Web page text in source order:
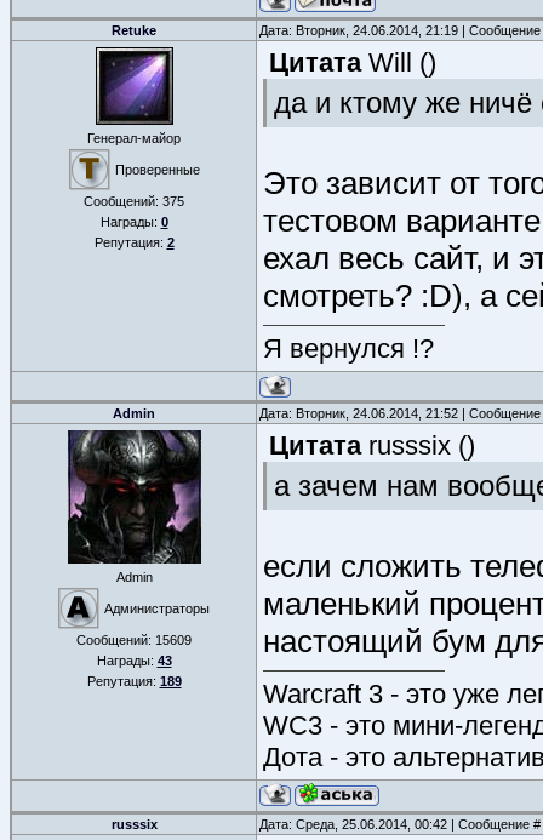
Retuke Дата: Вторник, 24.06.2014, 21:19 |
Генерал-майор
Проверенные
Сообщений: 375
Награды: 0
Репутация: 2
Цитата Will ()
да и ктому же ничё
Это зависит от
тестовом
ехал весь сайт, и
смотреть? :D), а
Я вернулся !?
Admin Дата: Вторник, 24.06.2014, 21:52 |
Admin
Администраторы
Сообщений: 15609
Награды: 43
Репутация: 189
Цитата russsix ()
а зачем нам
если сложить
маленький
настоящий бум
Warcraft 3 - это уже
WC3 - это мини-
Дота - это
russsix Дата: Среда, 25.06.2014, 00:42 | Сообщение #